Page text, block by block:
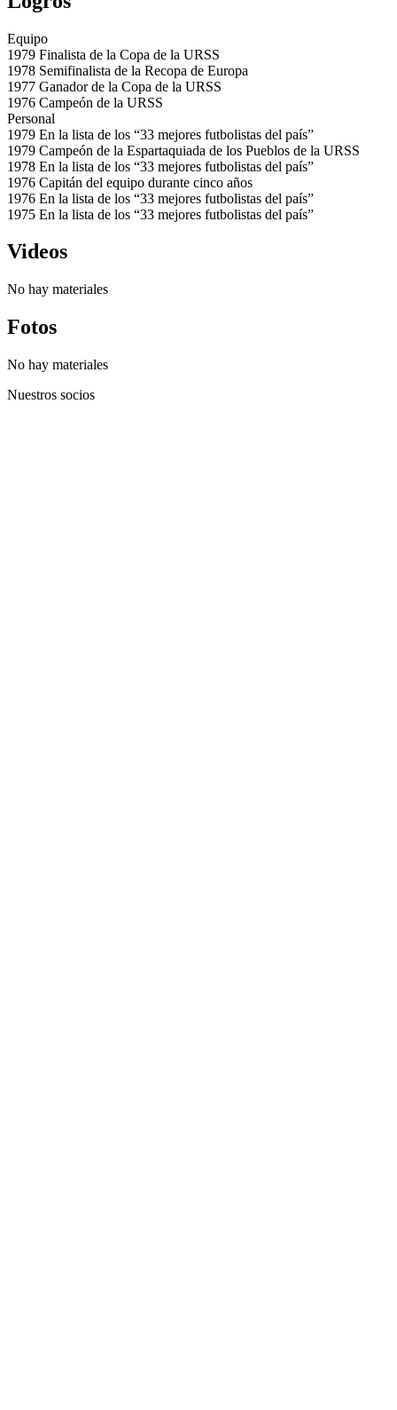
Equipo
1979 Finalista de la Copa de la URSS
1978 Semifinalista de la Recopa de Europa
1977 Ganador de la Copa de la URSS
1976 Campeón de la URSS
Personal
1979 En la lista de los “33 mejores futbolistas del país”
1979 Campeón de la Espartaquiada de los Pueblos de la URSS
1978 En la lista de los “33 mejores futbolistas del país”
1976 Capitán del equipo durante cinco años
1976 En la lista de los “33 mejores futbolistas del país”
1975 En la lista de los “33 mejores futbolistas del país”
Videos
No hay materiales
Fotos
No hay materiales
Nuestros socios